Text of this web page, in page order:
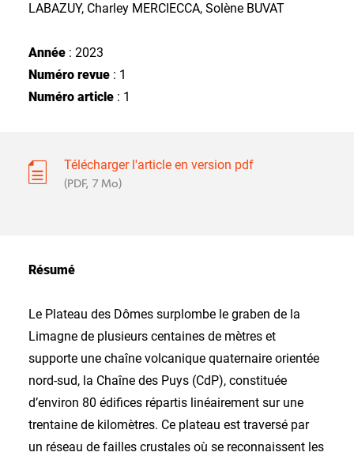
LABAZUY, Charley MERCIECCA, Solène BUVAT
Année : 2023
Numéro revue : 1
Numéro article : 1
Télécharger l'article en version pdf
(PDF, 7 Mo)
Résumé
Le Plateau des Dômes surplombe le graben de la
Limagne de plusieurs centaines de mètres et
supporte une chaîne volcanique quaternaire orientée
nord-sud, la Chaîne des Puys (CdP), constituée
d’environ 80 édifices répartis linéairement sur une
trentaine de kilomètres. Ce plateau est traversé par
un réseau de failles crustales où se reconnaissent les